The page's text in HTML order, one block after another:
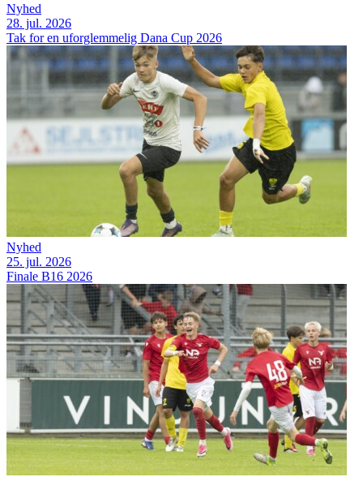
Nyhed
28. jul. 2026
Tak for en uforglemmelig Dana Cup 2026
Nyhed
25. jul. 2026
Finale B16 2026